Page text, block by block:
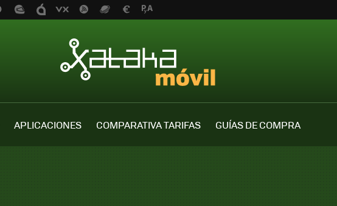
APLICACIONES COMPARATIVA TARIFAS
GUÍAS DE COMPRA